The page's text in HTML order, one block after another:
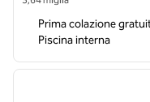
Prima colazione
Piscina interna
1 di 12